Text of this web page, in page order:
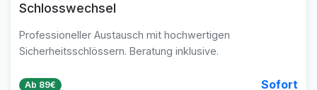
Schlosswechsel
Professioneller Austausch mit hochwertigen
Sicherheitsschlössern. Beratung inklusive.
Ab 89€ Sofort